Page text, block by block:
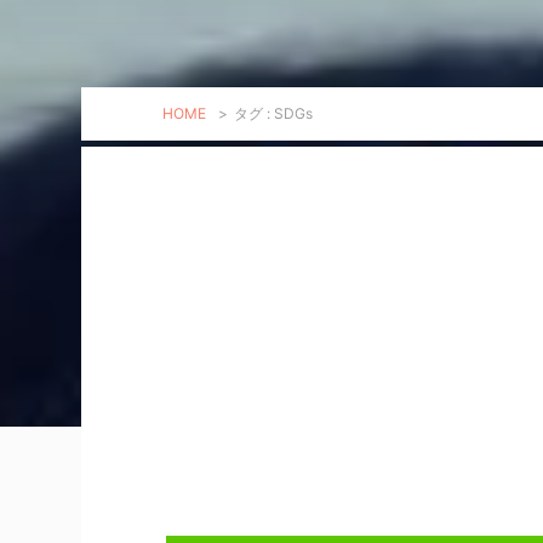
HOME > タグ : SDGs